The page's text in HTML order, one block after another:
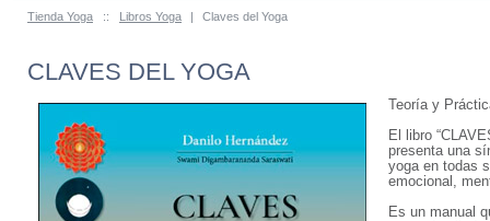
Tienda Yoga :: Libros Yoga | Claves del Yoga
CLAVES DEL YOGA
Teoría y
El libro
presenta una
yoga en todas
emocional,
Es un manual